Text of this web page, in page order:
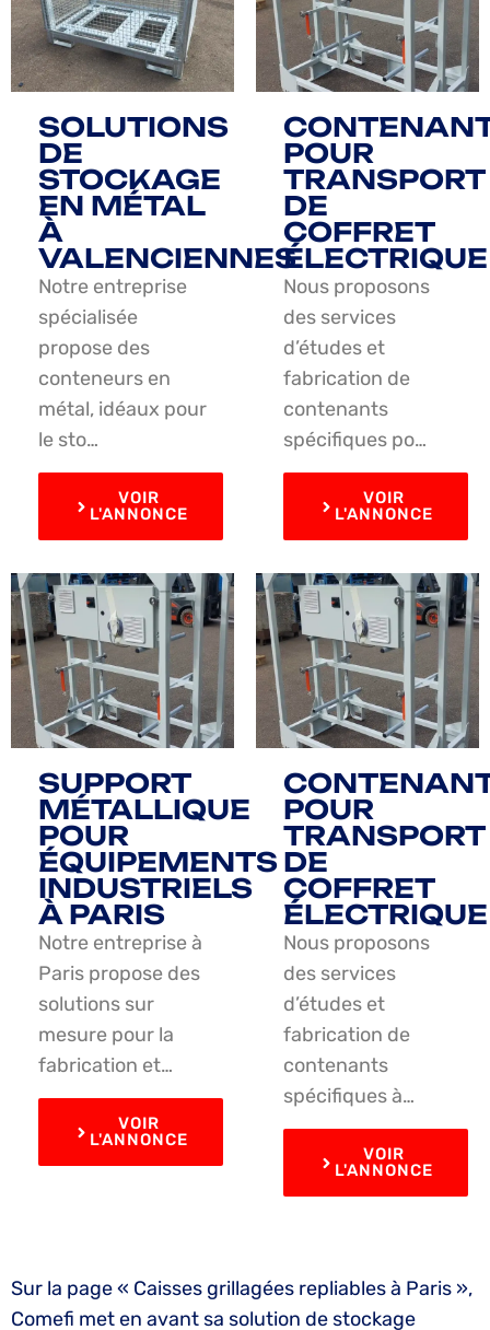
SOLUTIONS
DE
STOCKAGE
EN MÉTAL
À
VALENCIENNES
Notre entreprise
spécialisée
propose des
conteneurs en
métal, idéaux pour
le sto…
VOIR
L'ANNONCE
POUR
TRANSPORT
DE
COFFRET
ÉLECTRIQUE
Nous proposons
des services
d’études et
fabrication de
contenants
spécifiques po…
VOIR
L'ANNONCE
SUPPORT
MÉTALLIQUE
POUR
ÉQUIPEMENTS
INDUSTRIELS
À PARIS
Notre entreprise à
Paris propose des
solutions sur
mesure pour la
fabrication et…
VOIR
L'ANNONCE
POUR
TRANSPORT
DE
COFFRET
ÉLECTRIQUE
Nous proposons
des services
d’études et
fabrication de
contenants
spécifiques à…
VOIR
L'ANNONCE
Sur la page « Caisses grillagées repliables à Paris »,
Comefi met en avant sa solution de stockage